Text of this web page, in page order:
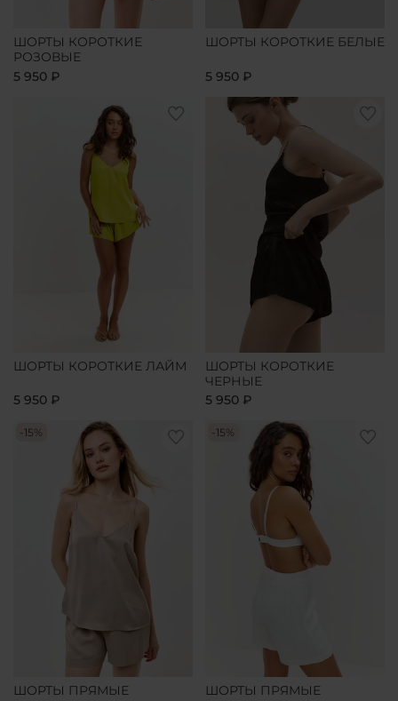
ШОРТЫ КОРОТКИЕ
РОЗОВЫЕ
5 950 ₽
ШОРТЫ КОРОТКИЕ БЕЛЫЕ
5 950 ₽
ШОРТЫ КОРОТКИЕ ЛАЙМ
5 950 ₽
ШОРТЫ КОРОТКИЕ
ЧЕРНЫЕ
5 950 ₽
-15%
ШОРТЫ ПРЯМЫЕ
-15%
ШОРТЫ ПРЯМЫЕ